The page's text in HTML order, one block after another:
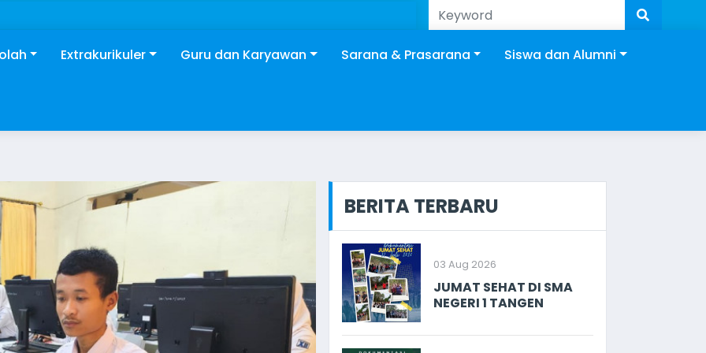
Extrakurikuler Guru dan Karyawan Sarana & Prasarana Siswa dan Alumni
BERITA TERBARU
03 Aug 2026
JUMAT SEHAT DI SMA
NEGERI 1 TANGEN